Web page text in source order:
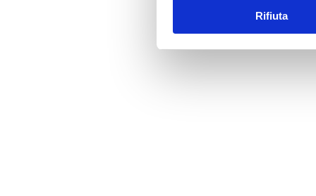
Rifiuta